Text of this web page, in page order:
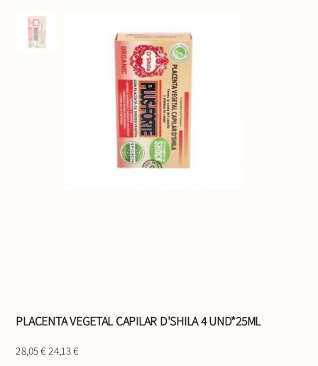
PLACENTA VEGETAL CAPILAR D'SHILA 4 UND*25ML
original
28,05 € de
24,13 €